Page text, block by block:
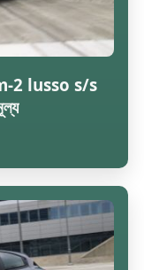
2 lusso s/s